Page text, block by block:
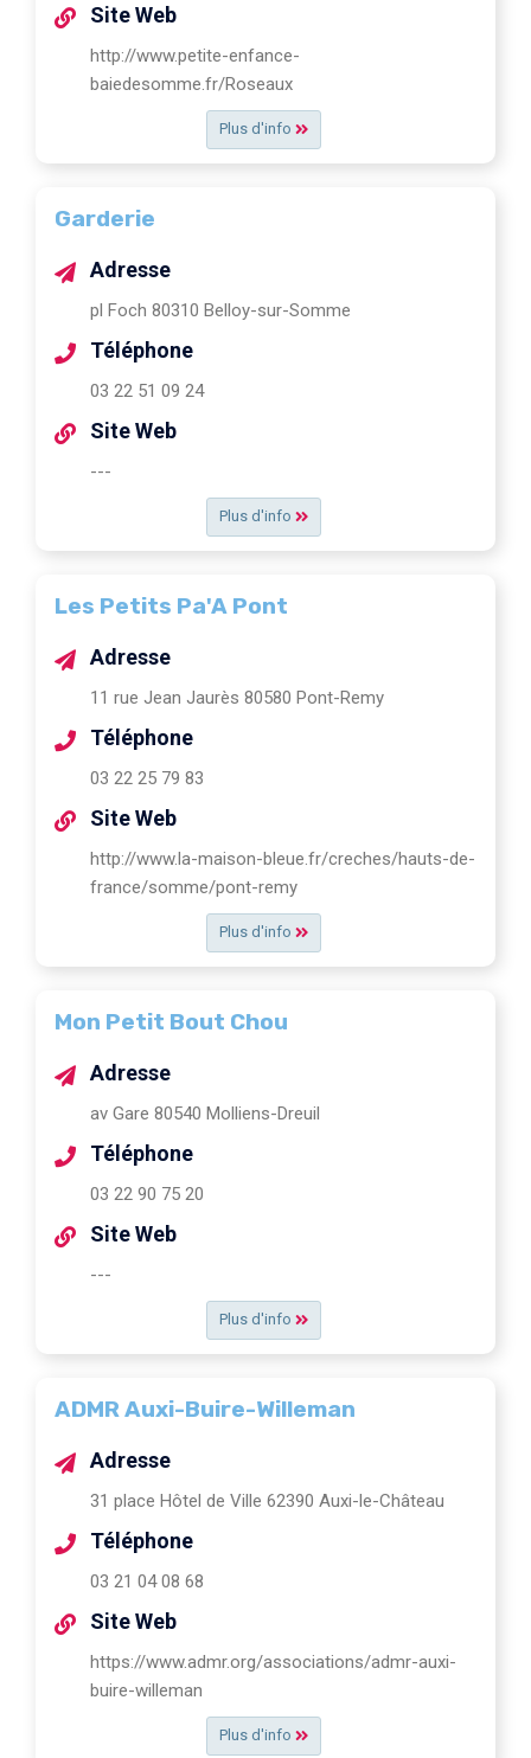
Plus d'info
Site Web
http://www.petite-enfance-
baiedesomme.fr/Roseaux
Garderie
Plus d'info
Adresse
pl Foch 80310 Belloy-sur-Somme
Téléphone
03 22 51 09 24
Site Web
---
Les Petits Pa'A Pont
Plus d'info
Adresse
11 rue Jean Jaurès 80580 Pont-Remy
Téléphone
03 22 25 79 83
Site Web
http://www.la-maison-bleue.fr/creches/hauts-de-
france/somme/pont-remy
Mon Petit Bout Chou
Plus d'info
Adresse
av Gare 80540 Molliens-Dreuil
Téléphone
03 22 90 75 20
Site Web
---
ADMR Auxi-Buire-Willeman
Plus d'info
Adresse
31 place Hôtel de Ville 62390 Auxi-le-Château
Téléphone
03 21 04 08 68
Site Web
https://www.admr.org/associations/admr-auxi-
buire-willeman